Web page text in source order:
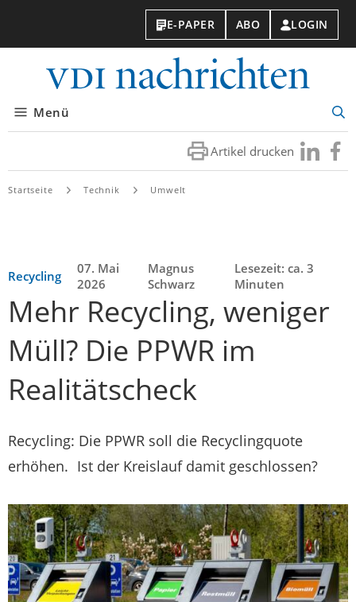
E-PAPER ABO LOGIN
Menü
Artikel drucken Besuchen
Sie
Sie
Startseite Technik Umwelt
Recycling
07. Mai
2026
Magnus
Schwarz
Lesezeit: ca. 3
Minuten
Mehr Recycling, weniger
Müll? Die PPWR im
Realitätscheck
Recycling: Die PPWR soll die Recyclingquote
erhöhen. Ist der Kreislauf damit geschlossen?